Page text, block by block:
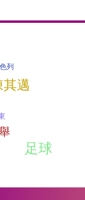
其邁
列
足球